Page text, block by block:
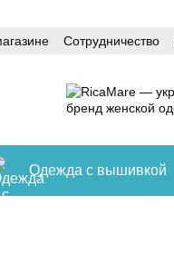
Сотрудничество
Одежда с вышивкой